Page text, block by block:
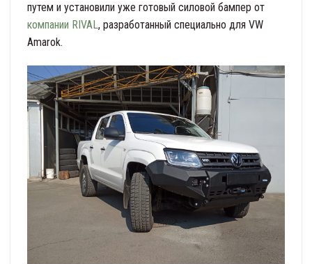
путем и установили уже готовый силовой бампер от
компании RIVAL, разработанный специально для VW
Amarok.